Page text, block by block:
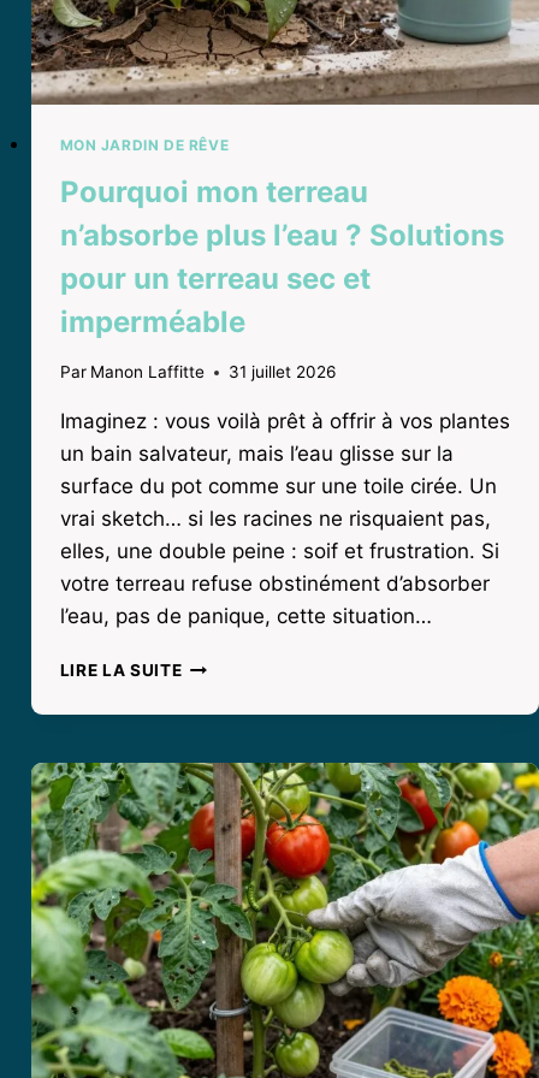
MON JARDIN DE RÊVE
Pourquoi mon terreau
n’absorbe plus l’eau ? Solutions
pour un terreau sec et
imperméable
Par Manon Laffitte 31 juillet 2026
Imaginez : vous voilà prêt à offrir à vos plantes
un bain salvateur, mais l’eau glisse sur la
surface du pot comme sur une toile cirée. Un
vrai sketch… si les racines ne risquaient pas,
elles, une double peine : soif et frustration. Si
votre terreau refuse obstinément d’absorber
l’eau, pas de panique, cette situation…
LIRE LA SUITEPOURQUOI
TERREAU
PLUS
L’EAU
?
SOLUTIONS
POUR
UN
TERREAU
SEC
ET
IMPERMÉABLE